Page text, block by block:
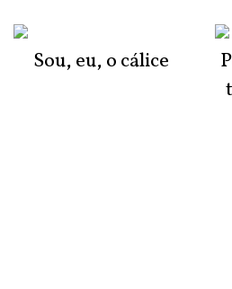
Sou, eu, o cálice